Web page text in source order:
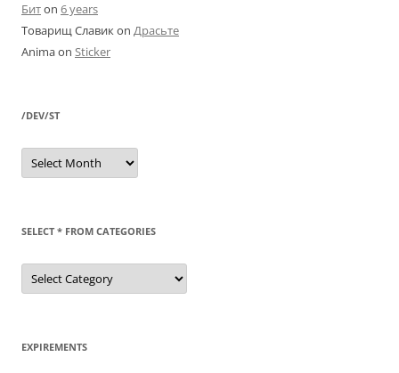
Битon 6 years
Товарищ Славикon Драсьте
Animaon Sticker
/DEV/ST
/dev/st
SELECT * FROM CATEGORIES
SELECT
FROM
EXPIREMENTS